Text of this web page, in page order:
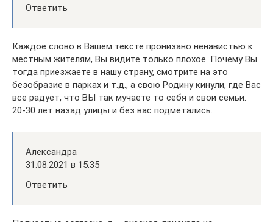
Ответить
Каждое слово в Вашем тексте пронизано ненавистью к
местным жителям, Вы видите только плохое. Почему Вы
тогда приезжаете в нашу страну, смотрите на это
безобразие в парках и т.д., а свою Родину кинули, где Вас
все радует, что ВЫ так мучаете то себя и свои семьи.
20-30 лет назад улицы и без вас подметались.
Александра
31.08.2021 в 15:35
Ответить